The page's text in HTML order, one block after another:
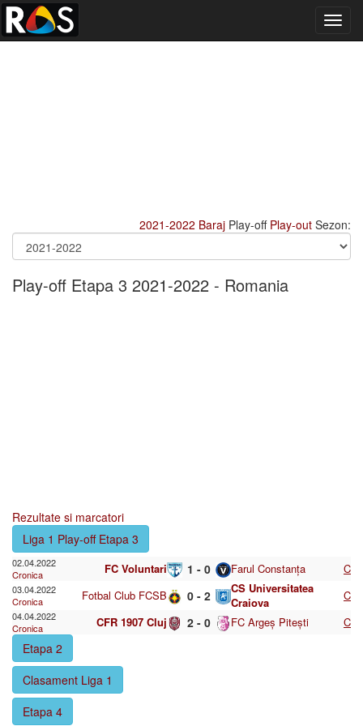
2021-2022 Baraj Play-off Play-out Sezon:
Play-off Etapa 3 2021-2022 - Romania
Rezultate si marcatori
Liga 1 Play-off Etapa 3
02.04.2022
Cronica
FC Voluntari 1 - 0 Farul Constanța C
03.04.2022
Cronica
Fotbal Club FCSB 0 - 2
CS Universitatea
Craiova
C
04.04.2022
Cronica
CFR 1907 Cluj 2 - 0 FC Argeș Pitești C
Etapa 2
Clasament Liga 1
Etapa 4